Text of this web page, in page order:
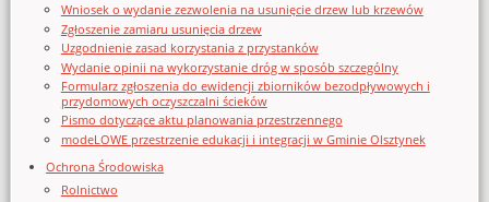
Wniosek o wydanie zezwolenia na usunięcie drzew lub krzewów
Zgłoszenie zamiaru usunięcia drzew
Uzgodnienie zasad korzystania z przystanków
Wydanie opinii na wykorzystanie dróg w sposób szczególny
Formularz zgłoszenia do ewidencji zbiorników bezodpływowych i
przydomowych oczyszczalni ścieków
Pismo dotyczące aktu planowania przestrzennego
modeLOWE przestrzenie edukacji i integracji w Gminie Olsztynek
Ochrona Środowiska
Rolnictwo